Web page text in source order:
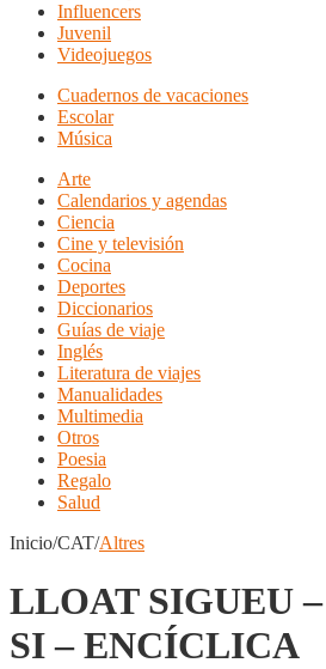
Influencers
Juvenil
Videojuegos
Cuadernos de vacaciones
Escolar
Música
Arte
Calendarios y agendas
Ciencia
Cine y televisión
Cocina
Deportes
Diccionarios
Guías de viaje
Inglés
Literatura de viajes
Manualidades
Multimedia
Otros
Poesia
Regalo
Salud
Inicio/CAT/Altres
LLOAT SIGUEU
SI – ENCÍCLICA